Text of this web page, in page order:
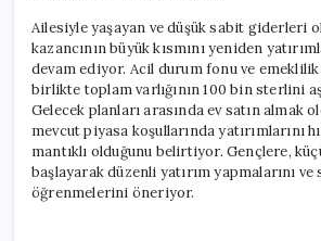
Ailesiyle yaşayan ve düşük sabit giderleri
kazancının büyük kısmını yeniden
devam ediyor. Acil durum fonu ve
birlikte toplam varlığının 100 bin sterlini
Gelecek planları arasında ev satın almak
mevcut piyasa koşullarında yatırımlarını
mantıklı olduğunu belirtiyor. Gençlere,
başlayarak düzenli yatırım yapmalarını
öğrenmelerini öneriyor.